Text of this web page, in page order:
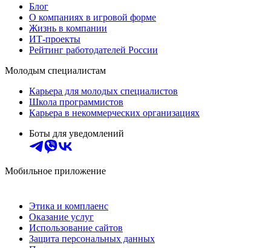
Блог
О компаниях в игровой форме
Жизнь в компании
ИТ-проекты
Рейтинг работодателей России
Молодым специалистам
Карьера для молодых специалистов
Школа программистов
Карьера в некоммерческих организациях
Боты для уведомлений
Мобильное приложение
Этика и комплаенс
Оказание услуг
Использование сайтов
Защита персональных данных